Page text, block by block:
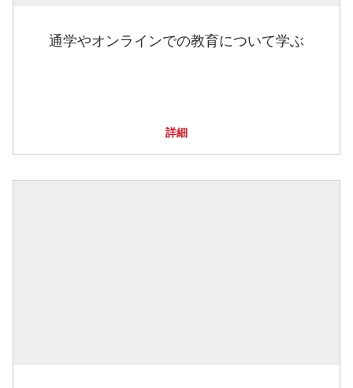
通学やオンラインでの教育について学ぶ
詳細